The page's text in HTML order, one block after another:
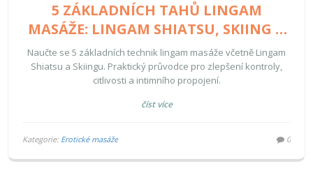
5 ZÁKLADNÍCH TAHŮ LINGAM
MASÁŽE: LINGAM SHIATSU, SKIING A
DALŠÍ TECHNIKY
Naučte se 5 základních technik lingam masáže včetně Lingam
Shiatsu a Skiingu. Praktický průvodce pro zlepšení kontroly,
citlivosti a intimního propojení.
číst více
Kategorie: Erotické masáže 0